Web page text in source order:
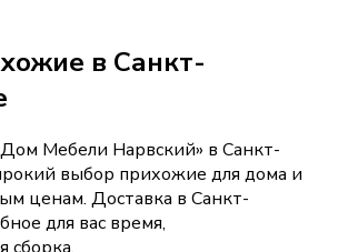
в Санкт-
Дом Мебели Нарвский» в Санкт-
выбор прихожие для дома и
ценам. Доставка в Санкт-
для вас время,